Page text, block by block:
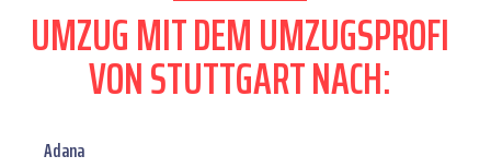
UMZUG MIT DEM UMZUGSPROFI
VON STUTTGART NACH:
Adana